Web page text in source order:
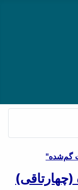
گم‌شده"
(چهارتاقی)